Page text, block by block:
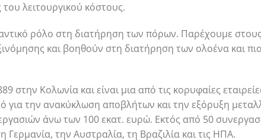
λειτουργικού κόστους.
ρόλο στη διατήρηση των πόρων. Παρέχουμε
και βοηθούν στη διατήρηση των ολοένα και
στην Κολωνία και είναι μια από τις κορυφαίες
για την ανακύκλωση αποβλήτων και την εξόρυξη
άνω των 100 εκατ. ευρώ. Εκτός από 50
Γερμανία, την Αυστραλία, τη Βραζιλία και τις ΗΠΑ.